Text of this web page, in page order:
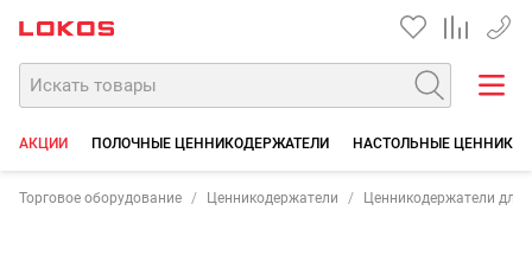
+7
АКЦИИ ПОЛОЧНЫЕ ЦЕННИКОДЕРЖАТЕЛИ НАСТОЛЬНЫЕ
Торговое оборудование Ценникодержатели Ценникодержатели для